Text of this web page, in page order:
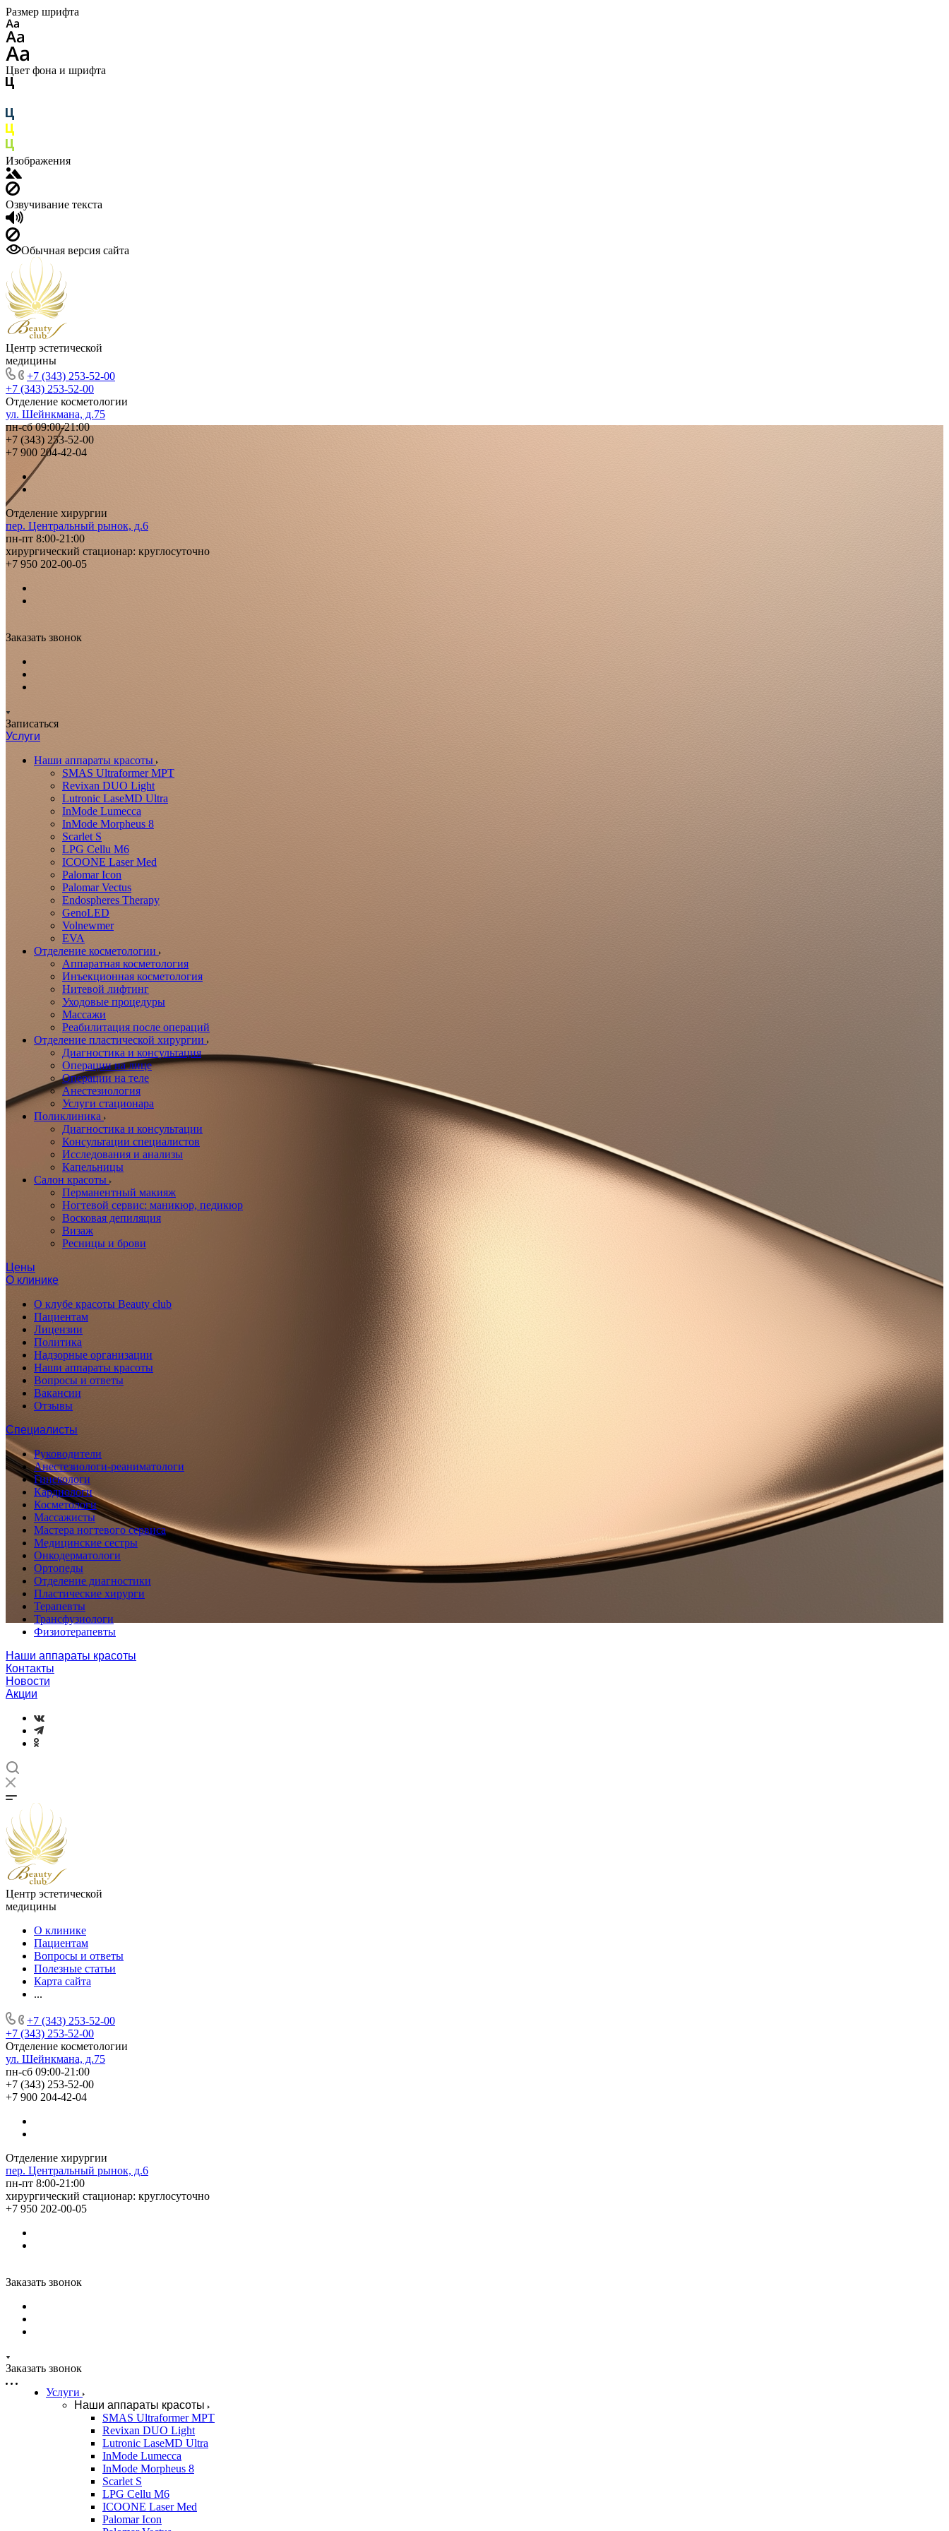
Размер шрифта
Цвет фона и шрифта
Изображения
Озвучивание текста
Обычная версия сайта
Центр эстетической
медицины
+7 (343) 253-52-00
+7 (343) 253-52-00
Отделение косметологии
ул. Шейнкмана, д.75
пн-сб 09:00-21:00
+7 (343) 253-52-00
+7 900 204-42-04
Отделение хирургии
пер. Центральный рынок, д.6
пн-пт 8:00-21:00
хирургический стационар: круглосуточно
+7 950 202-00-05
Заказать звонок
Записаться
Услуги
Наши аппараты красоты
SMAS Ultraformer MPT
Revixan DUO Light
Lutronic LaseMD Ultra
InMode Lumecca
InMode Morpheus 8
Scarlet S
LPG Cellu M6
ICOONE Laser Med
Palomar Icon
Palomar Vectus
Endospheres Therapy
GenoLED
Volnewmer
EVA
Отделение косметологии
Аппаратная косметология
Инъекционная косметология
Нитевой лифтинг
Уходовые процедуры
Массажи
Реабилитация после операций
Отделение пластической хирургии
Диагностика и консультация
Операции на лице
Операции на теле
Анестезиология
Услуги стационара
Поликлиника
Диагностика и консультации
Консультации специалистов
Исследования и анализы
Капельницы
Салон красоты
Перманентный макияж
Ногтевой сервис: маникюр, педикюр
Восковая депиляция
Визаж
Ресницы и брови
Цены
О клинике
О клубе красоты Beauty club
Пациентам
Лицензии
Политика
Надзорные организации
Наши аппараты красоты
Вопросы и ответы
Вакансии
Отзывы
Специалисты
Руководители
Анестезиологи-реаниматологи
Гинекологи
Кардиологи
Косметологи
Массажисты
Мастера ногтевого сервиса
Медицинские сестры
Онкодерматологи
Ортопеды
Отделение диагностики
Пластические хирурги
Терапевты
Трансфузиологи
Физиотерапевты
Наши аппараты красоты
Контакты
Новости
Акции
Центр эстетической
медицины
О клинике
Пациентам
Вопросы и ответы
Полезные статьи
Карта сайта
...
+7 (343) 253-52-00
+7 (343) 253-52-00
Отделение косметологии
ул. Шейнкмана, д.75
пн-сб 09:00-21:00
+7 (343) 253-52-00
+7 900 204-42-04
Отделение хирургии
пер. Центральный рынок, д.6
пн-пт 8:00-21:00
хирургический стационар: круглосуточно
+7 950 202-00-05
Заказать звонок
Заказать звонок
Услуги
Наши аппараты красоты
SMAS Ultraformer MPT
Revixan DUO Light
Lutronic LaseMD Ultra
InMode Lumecca
InMode Morpheus 8
Scarlet S
LPG Cellu M6
ICOONE Laser Med
Palomar Icon